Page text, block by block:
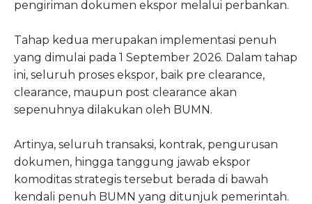
pengiriman dokumen ekspor melalui perbankan.
Tahap kedua merupakan implementasi penuh
yang dimulai pada 1 September 2026. Dalam tahap
ini, seluruh proses ekspor, baik pre clearance,
clearance, maupun post clearance akan
sepenuhnya dilakukan oleh BUMN.
Artinya, seluruh transaksi, kontrak, pengurusan
dokumen, hingga tanggung jawab ekspor
komoditas strategis tersebut berada di bawah
kendali penuh BUMN yang ditunjuk pemerintah.